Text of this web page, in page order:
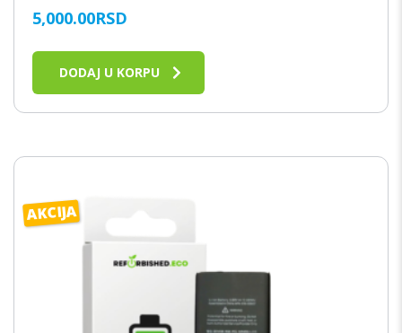
5,000.00RSD
DODAJ U KORPU
AKCIJA